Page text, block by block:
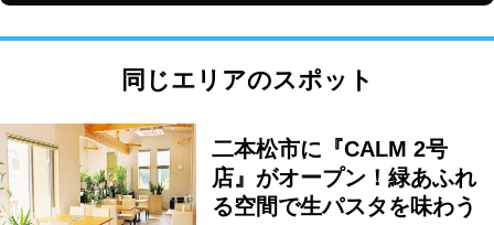
同じエリアのスポット
二本松市に『CALM 2号
店』がオープン！緑あふれ
る空間で生パスタを味わう